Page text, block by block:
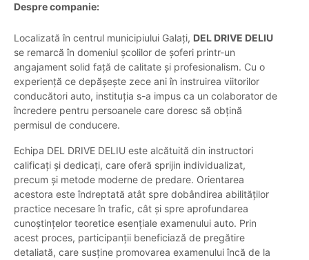
Despre companie:
Localizată în centrul municipiului Galați, DEL DRIVE DELIU
se remarcă în domeniul școlilor de șoferi printr-un
angajament solid față de calitate și profesionalism. Cu o
experiență ce depășește zece ani în instruirea viitorilor
conducători auto, instituția s-a impus ca un colaborator de
încredere pentru persoanele care doresc să obțină
permisul de conducere.
Echipa DEL DRIVE DELIU este alcătuită din instructori
calificați și dedicați, care oferă sprijin individualizat,
precum și metode moderne de predare. Orientarea
acestora este îndreptată atât spre dobândirea abilităților
practice necesare în trafic, cât și spre aprofundarea
cunoștințelor teoretice esențiale examenului auto. Prin
acest proces, participanții beneficiază de pregătire
detaliată, care susține promovarea examenului încă de la